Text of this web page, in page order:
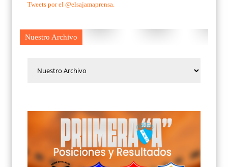
Tweets por el @elsajamaprensa.
Nuestro Archivo